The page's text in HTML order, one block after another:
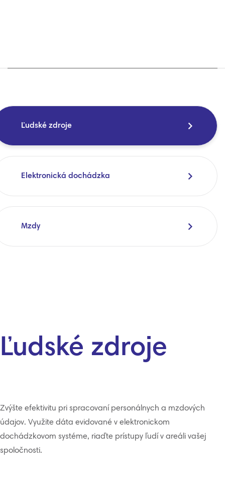
Ľudské zdroje
Elektronická dochádzka
Mzdy
Ľudské zdroje
Zvýšte efektivitu pri spracovaní personálnych a mzdových
údajov. Využite dáta evidované v elektronickom
dochádzkovom systéme, riaďte prístupy ľudí v areáli vašej
spoločnosti.